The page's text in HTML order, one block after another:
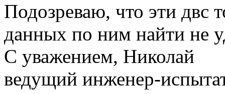
Подозреваю, что эти двс
данных по ним найти не
С уважением, Николай
ведущий инженер-